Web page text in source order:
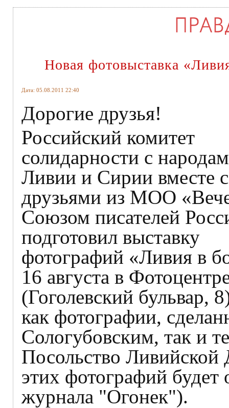
Новая фотовыставка
Дата: 05.08.2011 22:40
Дорогие друзья!
Российский комитет
солидарности с
Ливии и Сирии вместе с
друзьями из МОО
Союзом писателей
подготовил выставку
фотографий «Ливия в
16 августа в
(Гоголевский бульвар,
как фотографии,
Сологубовским, так и
Посольство
этих фотографий
журнала "Огонек").